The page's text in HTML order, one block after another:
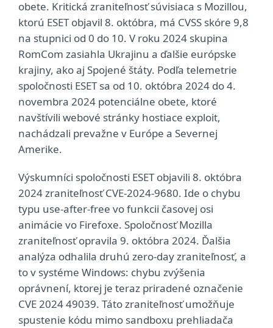
obete. Kritická zraniteľnosť súvisiaca s Mozillou,
ktorú ESET objavil 8. októbra, má CVSS skóre 9,8
na stupnici od 0 do 10. V roku 2024 skupina
RomCom zasiahla Ukrajinu a ďalšie európske
krajiny, ako aj Spojené štáty. Podľa telemetrie
spoločnosti ESET sa od 10. októbra 2024 do 4.
novembra 2024 potenciálne obete, ktoré
navštívili webové stránky hostiace exploit,
nachádzali prevažne v Európe a Severnej
Amerike.
Výskumníci spoločnosti ESET objavili 8. októbra
2024 zraniteľnosť CVE-2024-9680. Ide o chybu
typu use-after-free vo funkcii časovej osi
animácie vo Firefoxe. Spoločnosť Mozilla
zraniteľnosť opravila 9. októbra 2024. Ďalšia
analýza odhalila druhú zero-day zraniteľnosť, a
to v systéme Windows: chybu zvýšenia
oprávnení, ktorej je teraz priradené označenie
CVE 2024 49039. Táto zraniteľnosť umožňuje
spustenie kódu mimo sandboxu prehliadača